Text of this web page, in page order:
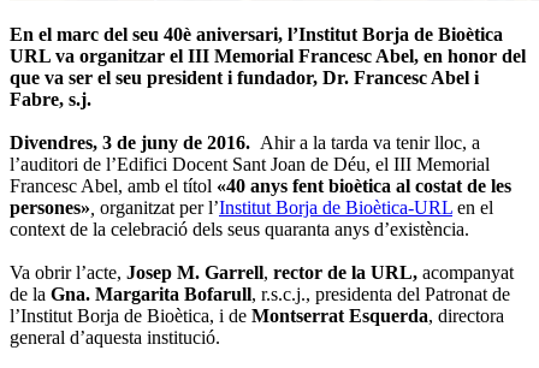
En el marc del seu 40è aniversari, l’Institut Borja de Bioètica
URL va organitzar el III Memorial Francesc Abel, en honor del
que va ser el seu president i fundador, Dr. Francesc Abel i
Fabre, s.j.
Divendres, 3 de juny de 2016. Ahir a la tarda va tenir lloc, a
l’auditori de l’Edifici Docent Sant Joan de Déu, el III Memorial
Francesc Abel, amb el títol «40 anys fent bioètica al costat de les
persones» organitzat per l’Institut Borja de Bioètica-URL en el
context de la celebració dels seus quaranta anys d’existència.
Va obrir l’acte, Josep M. Garrell, rector de la URL, acompanyat
de la Gna. Margarita Bofarull, r.s.c.j., presidenta del Patronat de
l’Institut Borja de Bioètica, i de Montserrat Esquerda, directora
general d’aquesta institució.